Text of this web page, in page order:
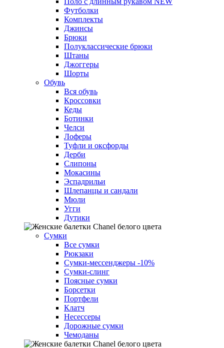
Футболки
Комплекты
Джинсы
Брюки
Полуклассические брюки
Штаны
Джоггеры
Шорты
Обувь
Вся обувь
Кроссовки
Кеды
Ботинки
Челси
Лоферы
Туфли и оксфорды
Дерби
Слипоны
Мокасины
Эспадрильи
Шлепанцы и сандали
Мюли
Угги
Дутики
Сумки
Все сумки
Рюкзаки
Сумки-мессенджеры -10%
Cумки-слинг
Поясные сумки
Борсетки
Портфели
Клатч
Несессеры
Дорожные сумки
Чемоданы